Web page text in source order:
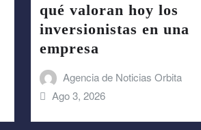
qué valoran hoy los
inversionistas en una
empresa
Agencia de Noticias Orbita
Ago 3, 2026